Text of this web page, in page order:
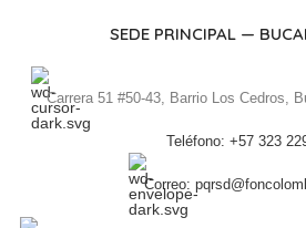
SEDE PRINCIPAL —
Carrera 51 #50-43, Barrio Los Cedros,
Teléfono: +57 323
Correo: